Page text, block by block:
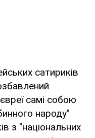
сатириків
самі собою
народу"
з "національних